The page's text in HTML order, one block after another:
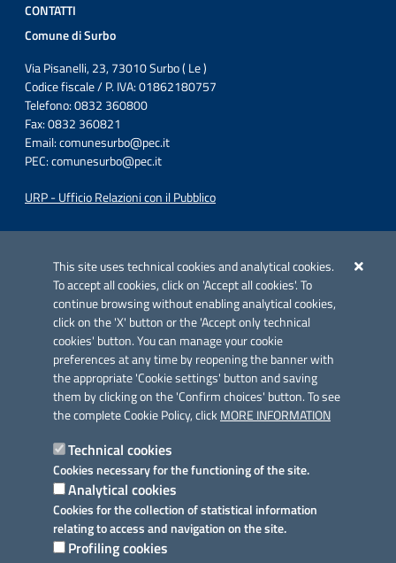
This site uses technical cookies and analytical cookies.
To accept all cookies, click on 'Accept all cookies'. To
continue browsing without enabling analytical cookies,
click on the 'X' button or the 'Accept only technical
cookies' button. You can manage your cookie
preferences at any time by reopening the banner with
the appropriate 'Cookie settings' button and saving
them by clicking on the 'Confirm choices' button. To see
the complete Cookie Policy, clickMORE INFORMATION
Technical cookies
Cookies necessary for the functioning of the site.
Analytical cookies
Cookies for the collection of statistical information
relating to access and navigation on the site.
Profiling cookies
CONTATTI
Comune di Surbo
Via Pisanelli, 23, 73010 Surbo ( Le )
Codice fiscale / P. IVA: 01862180757
Telefono: 0832 360800
Fax: 0832 360821
Email:comunesurbo@pec.it
PEC:comunesurbo@pec.it
URP - Ufficio Relazioni con il Pubblico
Azione 2.3.
Link utili
Informativa privacy
Dichiarazione di accessibilità
Note legali
Domande frequenti